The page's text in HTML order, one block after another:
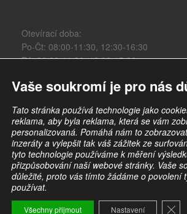
Otevírací doba:
Po-Čt: 08:00-11:30, 12:30-16:30
Pá: 08:00-11:30, 12:30-15:30
Obchodní údaje:
DIČ: CZ47117931
@we.seapraha.cz
Copyright 2026 | Powered by
themeszen
Vaše soukromí je pro nás
Tato stránka používá technologie jako
reklama, aby byla reklama, která se vám
personalizovaná. Pomáhá nám to
inzeráty a vylepšit tak váš zážitek ze
tyto technologie používáme k měření
přizpůsobování naší webové stránky. Vaše
důležité, proto vás tímto žádáme o povolení
používat.
Všechny přijmout Nastavení